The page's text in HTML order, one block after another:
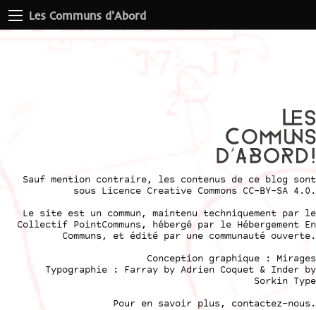
Les Communs d'Abord
Sauf mention contraire, les contenus de ce blog sont
sous Licence Creative Commons CC-BY-SA 4.0 .
Le site est un commun, maintenu techniquement par le
Collectif PointCommuns, hébergé par le Hébergement En
Communs, et édité par une communauté ouverte.
Conception graphique : Mirages
Typographie : Farray by Adrien Coquet & Inder by
Sorkin Type
Pour en savoir plus, contactez-nous .